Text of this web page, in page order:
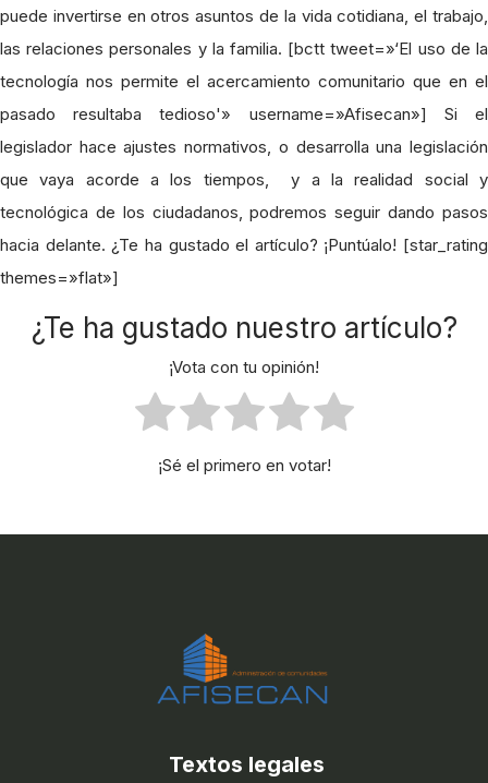
puede invertirse en otros asuntos de la vida cotidiana, el trabajo,
las relaciones personales y la familia. [bctt tweet=»‘El uso de la
tecnología nos permite el acercamiento comunitario que en el
pasado resultaba tedioso'» username=»Afisecan»] Si el
legislador hace ajustes normativos, o desarrolla una legislación
que vaya acorde a los tiempos, y a la realidad social y
tecnológica de los ciudadanos, podremos seguir dando pasos
hacia delante. ¿Te ha gustado el artículo? ¡Puntúalo! [star_rating
themes=»flat»]
¿Te ha gustado nuestro artículo?
¡Vota con tu opinión!
¡Sé el primero en votar!
Textos legales